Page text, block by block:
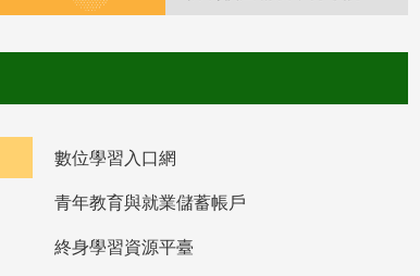
數位學習入口網
青年教育與就業儲蓄帳戶
終身學習資源平臺